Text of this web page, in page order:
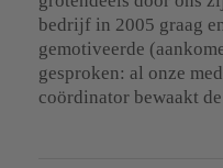
bedrijf in 2005 graag
gemotiveerde
gesproken: al onze
coördinator bewaakt